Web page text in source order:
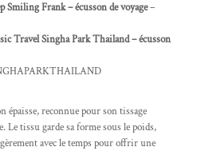
Smiling Frank – écusson de voyage–
Travel Singha Park Thailand – écusson
épaisse, reconnue pour son tissage
Le tissu garde sa forme sous le poids,
avec le temps pour offrir une